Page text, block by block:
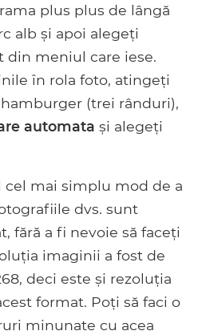
plus plus de lângă
alb și apoi alegeți
din meniul care iese.
în rola foto, atingeți
(trei rânduri),
automata și alegeți
cel mai simplu mod de a
dvs. sunt
fără a fi nevoie să faceți
imaginii a fost de
deci este și rezoluția
format. Poți să faci o
minunate cu acea